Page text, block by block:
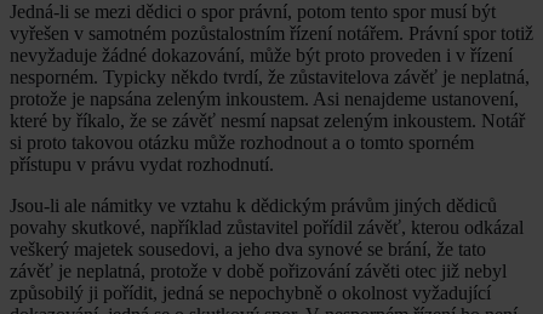
Jedná-li se mezi dědici o spor právní, potom tento spor musí být
vyřešen v samotném pozůstalostním řízení notářem. Právní spor totiž
nevyžaduje žádné dokazování, může být proto proveden i v řízení
nesporném. Typicky někdo tvrdí, že zůstavitelova závěť je neplatná,
protože je napsána zeleným inkoustem. Asi nenajdeme ustanovení,
které by říkalo, že se závěť nesmí napsat zeleným inkoustem. Notář
si proto takovou otázku může rozhodnout a o tomto sporném
přístupu v právu vydat rozhodnutí.
Jsou-li ale námitky ve vztahu k dědickým právům jiných dědiců
povahy skutkové, například zůstavitel pořídil závěť, kterou odkázal
veškerý majetek sousedovi, a jeho dva synové se brání, že tato
závěť je neplatná, protože v době pořizování závěti otec již nebyl
způsobilý ji pořídit, jedná se nepochybně o okolnost vyžadující